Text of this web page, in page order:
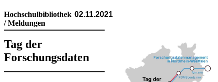
Hochschulbibliothek
/ Meldungen
02.11.2021
Tag der
Forschungsdaten